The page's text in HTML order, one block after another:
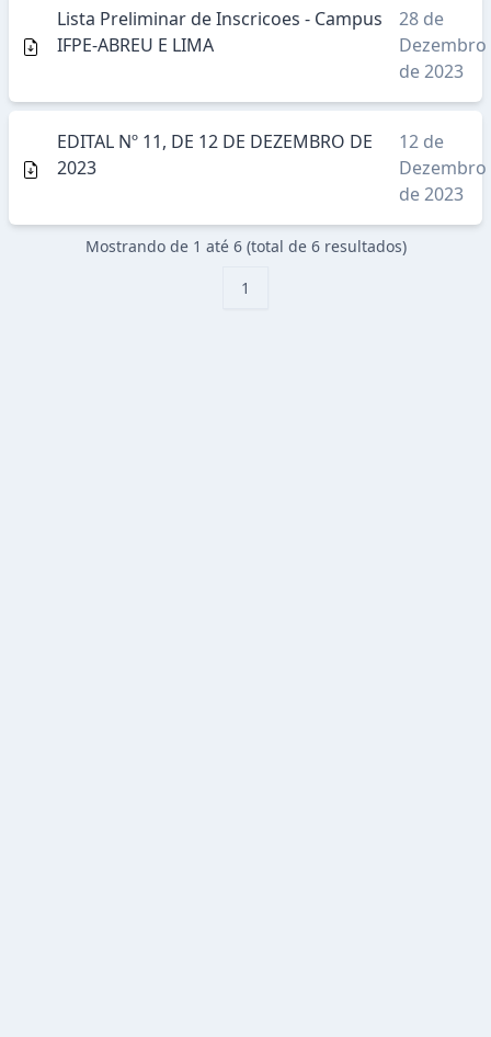
Lista Preliminar de Inscricoes - Campus
IFPE-ABREU E LIMA
28 de
Dezembro
de 2023
EDITAL Nº 11, DE 12 DE DEZEMBRO DE
2023
12 de
Dezembro
de 2023
Mostrando de 1 até 6(total de 6resultados)
1